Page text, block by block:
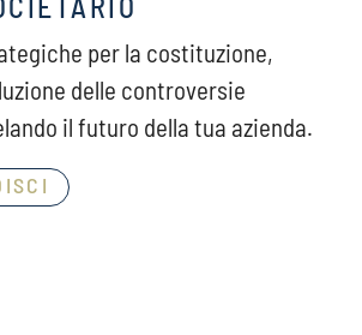
per la costituzione,
delle controversie
il futuro della tua azienda.